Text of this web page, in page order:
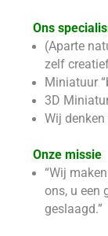
Ons
(Aparte
zelf
Miniatuur
3D
Wij denken
Onze missie
“Wij
ons, u een